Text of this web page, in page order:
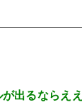
出るならえ